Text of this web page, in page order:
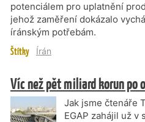
potenciálem pro uplatnění
jehož zaměření dokázalo
íránským potřebám.
Štítky Írán
Víc než pět miliard korun po
Jak jsme čtenáře
EGAP zahájil už v